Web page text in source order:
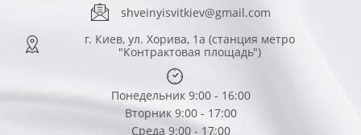
shveinyisvitkiev@gmail.com
г. Киев, ул. Хорива, 1а (станция метро
"Контрактовая площадь")
Понедельник 9:00 - 16:00
Вторник 9:00 - 17:00
Среда 9:00 - 17:00